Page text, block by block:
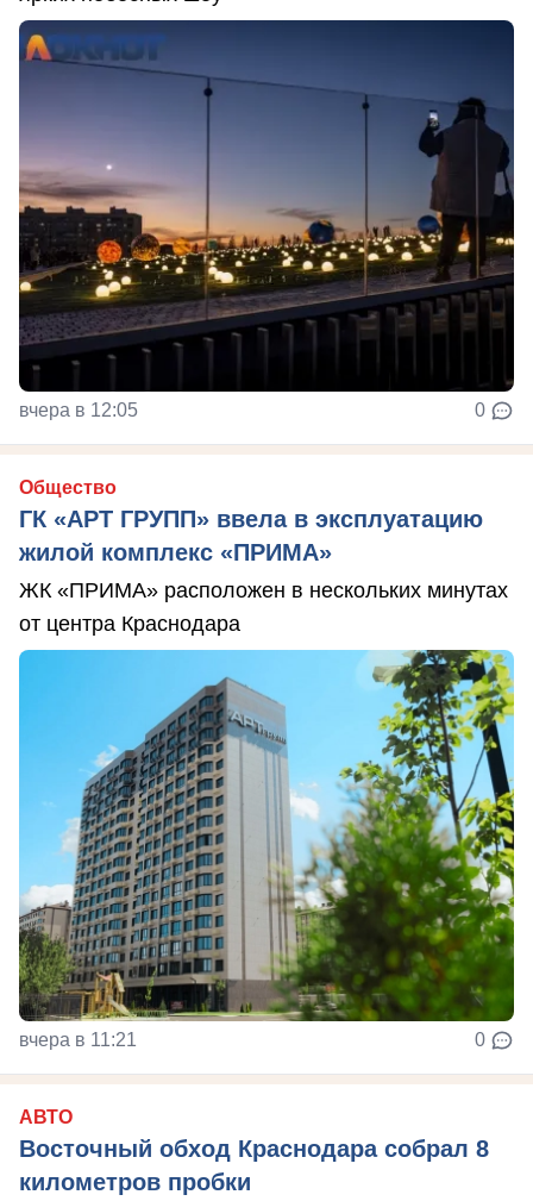
вчера в 12:05 0
Общество
ГК «АРТ ГРУПП» ввела в эксплуатацию
жилой комплекс «ПРИМА»
ЖК «ПРИМА» расположен в нескольких минутах
от центра Краснодара
вчера в 11:21 0
АВТО
Восточный обход Краснодара собрал 8
километров пробки